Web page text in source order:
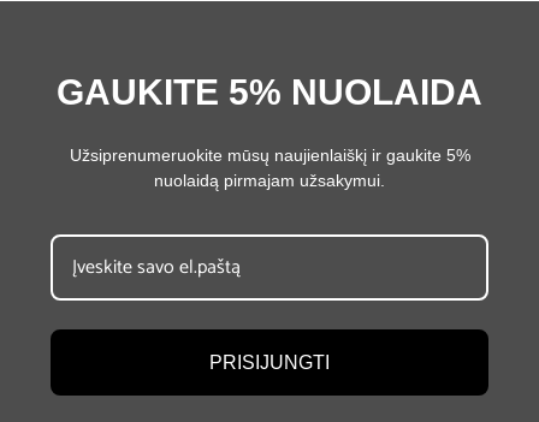
GAUKITE 5% NUOLAIDA
Užsiprenumeruokite mūsų naujienlaiškį ir gaukite 5%
nuolaidą pirmajam užsakymui.
PRISIJUNGTI